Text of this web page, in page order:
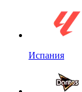
Испания